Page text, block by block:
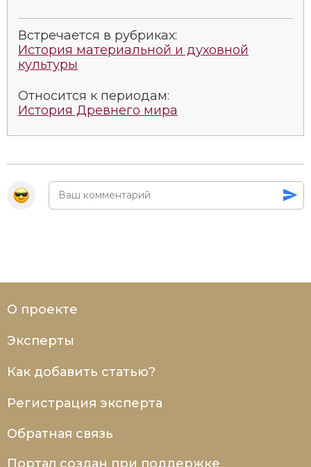
Встречается в рубриках:
История материальной и духовной
культуры
Относится к периодам:
История Древнего мира
О проекте
Эксперты
Как добавить статью?
Регистрация эксперта
Обратная связь
Портал создан при поддержке